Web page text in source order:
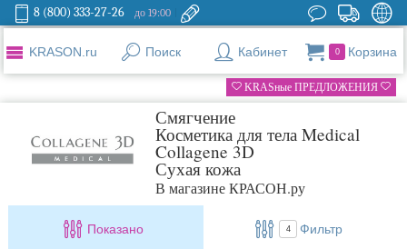
8 (800) 333-27-26 до 19:00
KRASON.ru Поиск Кабинет 0 Корзина
KRASные ПРЕДЛОЖЕНИЯ
Смягчение
Косметика для тела Medical
Collagene 3D
Сухая кожа
В магазине КРАСОН.ру
Показано 4 Фильтр